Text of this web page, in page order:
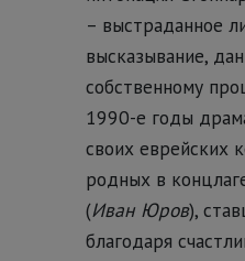
– выстраданное
высказывание,
собственному
1990-е годы
своих еврейских
родных в
(Иван Юров),
благодаря